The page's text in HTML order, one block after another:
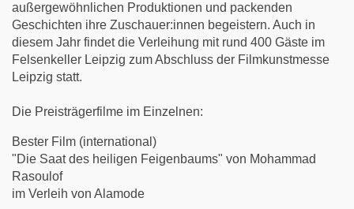
außergewöhnlichen Produktionen und packenden
Geschichten ihre Zuschauer:innen begeistern. Auch in
diesem Jahr findet die Verleihung mit rund 400 Gäste im
Felsenkeller Leipzig zum Abschluss der Filmkunstmesse
Leipzig statt.
Die Preisträgerfilme im Einzelnen:
Bester Film (international)
"Die Saat des heiligen Feigenbaums" von Mohammad
Rasoulof
im Verleih von Alamode